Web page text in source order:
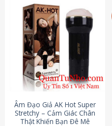
Âm Đạo Giả AK Hot Super
Stretchy – Cảm Giác Chân
Thật Khiến Bạn Đê Mê